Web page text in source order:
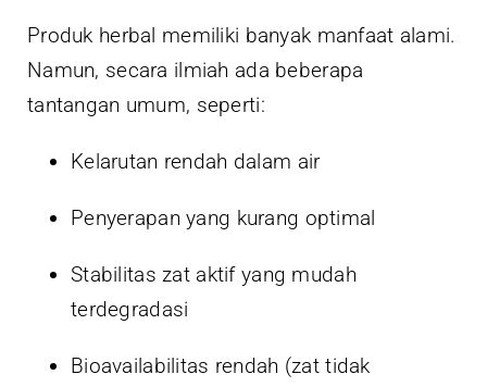
Produk herbal memiliki banyak manfaat alami.
Namun, secara ilmiah ada beberapa
tantangan umum, seperti:
Kelarutan rendah dalam air
Penyerapan yang kurang optimal
Stabilitas zat aktif yang mudah
terdegradasi
Bioavailabilitas rendah (zat tidak